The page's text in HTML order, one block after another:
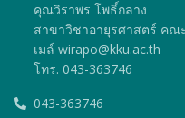
คุณวิราพร โพธิ์กลาง
สาขาวิชาอายุรศาสตร์ ค
เมล์ wirapo@kku.ac.th
โทร. 043-363746
043-363746